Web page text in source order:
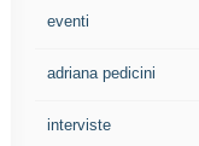
eventi
adriana pedicini
interviste